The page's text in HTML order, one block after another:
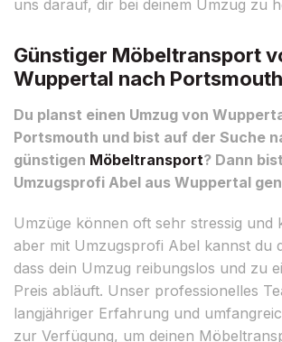
uns darauf, dir bei deinem Umzug zu
Günstiger Möbeltransport
Wuppertal nach Portsmouth
Du planst einen Umzug von
Portsmouth und bist auf der Suche
günstigen Möbeltransport? Dann
Umzugsprofi Abel aus Wuppertal
Umzüge können oft sehr stressig und
aber mit Umzugsprofi Abel kannst du
dass dein Umzug reibungslos und zu
Preis abläuft. Unser professionelles
langjähriger Erfahrung und
zur Verfügung, um deinen